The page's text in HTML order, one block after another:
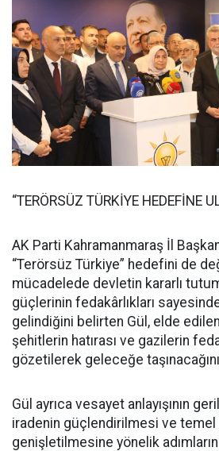
“TERÖRSÜZ TÜRKİYE HEDEFİNE
AK Parti Kahramanmaraş İl
“Terörsüz Türkiye” hedefini de
mücadelede devletin kararlı
güçlerinin fedakârlıkları
gelindiğini belirten Gül, elde edilen
şehitlerin hatırası ve gazilerin
gözetilerek geleceğe
Gül ayrıca vesayet anlayışının
iradenin güçlendirilmesi ve
genişletilmesine yönelik